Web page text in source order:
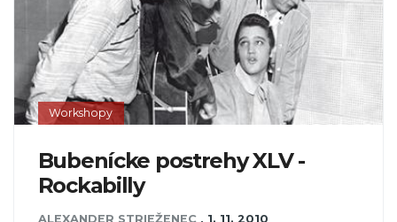
Workshopy
Bubenícke postrehy XLV -
Rockabilly
ALEXANDER STRIEŽENEC , 1. 11. 2010